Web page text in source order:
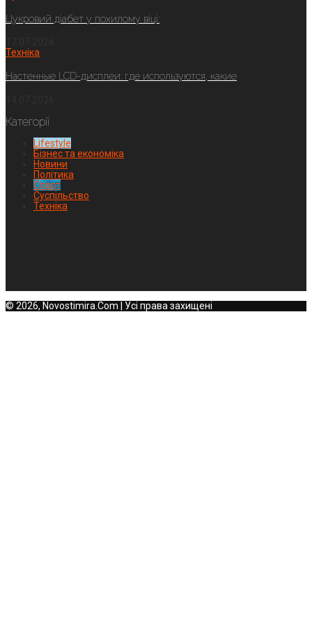
Цукровий діабет у похилому віці:
Техніка
Настенные LCD-дисплеи: где используются, какие
Категорії
Lifestyle
Бізнес та економіка
Новини
Політика
Спорт
Суспільство
Техніка
© 2026, Novostimira.Com | Усі права захищені